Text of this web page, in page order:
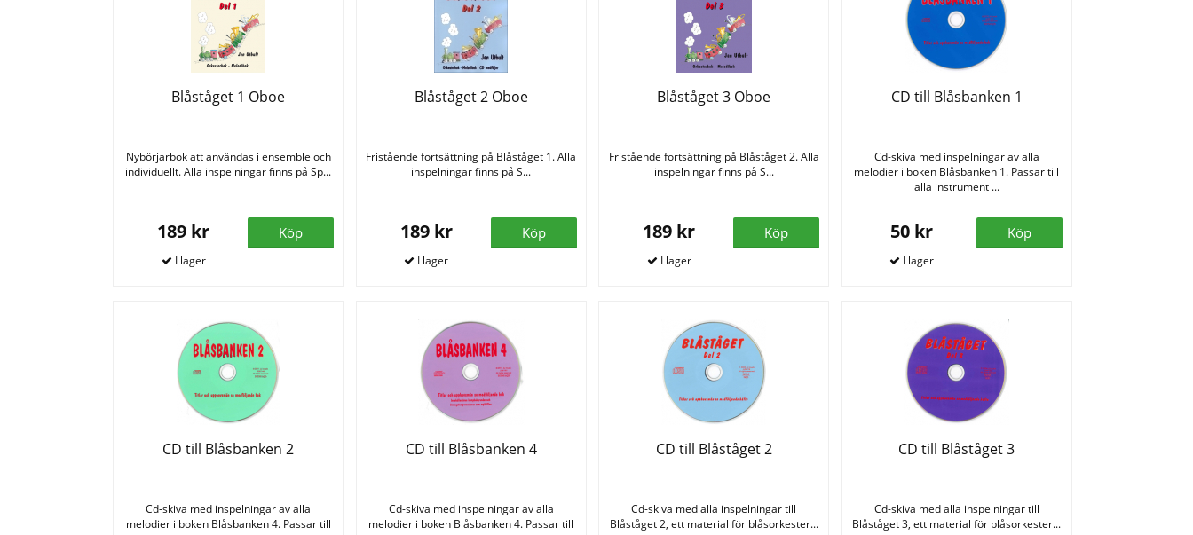
Blåståget 1 Oboe
Nybörjarbok att användas i ensemble och
individuellt. Alla inspelningar finns på Sp...
189 kr Köp
Blåståget 2 Oboe
Fristående fortsättning på Blåståget 1. Alla
inspelningar finns på S...
189 kr Köp
Blåståget 3 Oboe
Fristående fortsättning på Blåståget 2. Alla
inspelningar finns på S...
189 kr Köp
CD till Blåsbanken 1
Cd-skiva med inspelningar av alla
melodier i boken Blåsbanken 1. Passar till
alla instrument ...
50 kr Köp
CD till Blåsbanken 2
Cd-skiva med inspelningar av alla
melodier i boken Blåsbanken 4. Passar till
CD till Blåsbanken 4
Cd-skiva med inspelningar av alla
melodier i boken Blåsbanken 4. Passar till
CD till Blåståget 2
Cd-skiva med alla inspelningar till
Blåståget 2, ett material för blåsorkester...
CD till Blåståget 3
Cd-skiva med alla inspelningar till
Blåståget 3, ett material för blåsorkester...